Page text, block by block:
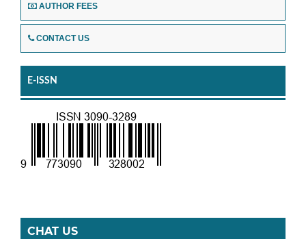
AUTHOR FEES
CONTACT US
E-ISSN
CHAT US